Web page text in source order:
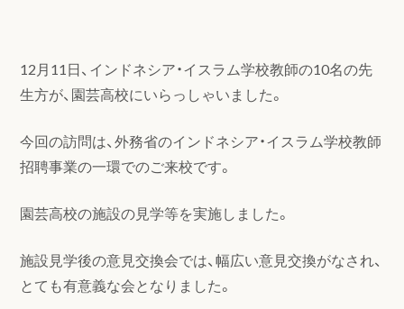
12月11日、インドネシア・イスラム学校教師の10名の先
生方が、園芸高校にいらっしゃいました。
今回の訪問は、外務省のインドネシア・イスラム学校教師
招聘事業の一環でのご来校です。
園芸高校の施設の見学等を実施しました。
施設見学後の意見交換会では、幅広い意見交換がなされ、
とても有意義な会となりました。